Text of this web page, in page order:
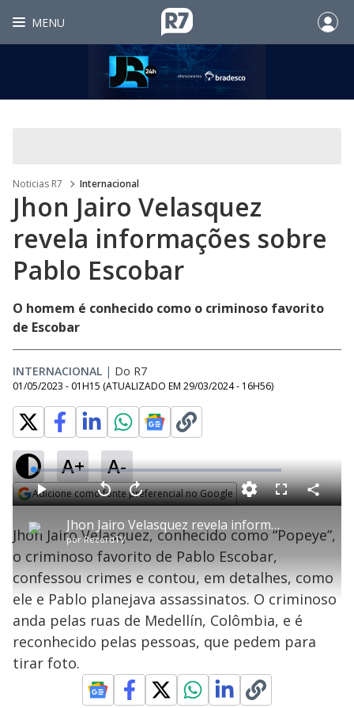
MENU
Noticias R7 Internacional
Jhon Jairo Velasquez
revela informações sobre
Pablo Escobar
O homem é conhecido como o criminoso favorito
de Escobar
INTERNACIONAL | Do R7
01/05/2023 - 01H15 (ATUALIZADO EM 29/03/2024 - 16H56)
A+ A-
Adicione como fonte preferencial no Google
P
l
a
y
Jhon Jairo Velasquez revela informações sobre Pablo Escobar
porRecordTV
P V
t
a
r
0
e
g
n
d
s
A
a
n
ç
a
r
1
u
n
d
o
s
L
o
a
d
e
:
0
.
7
7
%
F
s
n
C
o
a
r
a
Jhon Jairo Velasquez, conhecido como “Popeye”,
o criminoso favorito de Pablo Escobar,
confessou crimes e contou, em detalhes, como
ele e Pablo planejava assassinatos. O criminoso
anda pelas ruas de Medellín, Colômbia, e é
reconhecido pelas pessoas, que pedem para
tirar foto.